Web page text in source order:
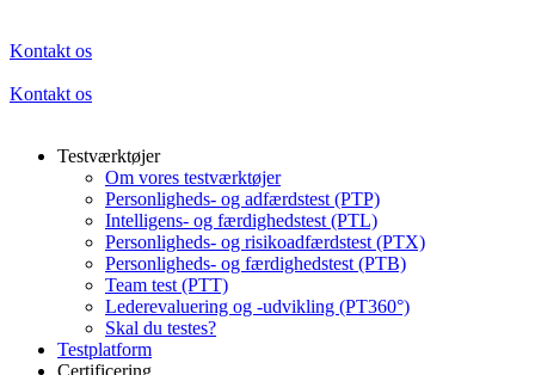
Kontakt os
Kontakt os
Testværktøjer
Om vores testværktøjer
Personligheds- og adfærdstest (PTP)
Intelligens- og færdighedstest (PTL)
Personligheds- og risikoadfærdstest (PTX)
Personligheds- og færdighedstest (PTB)
Team test (PTT)
Lederevaluering og -udvikling (PT360°)
Skal du testes?
Testplatform
Certificering